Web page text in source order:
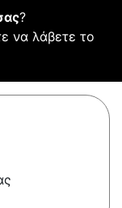
?
να λάβετε το